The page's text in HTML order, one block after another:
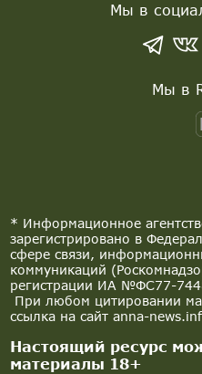
* Информационное
зарегистрировано в
сфере связи,
коммуникаций
регистрации ИА №ФС77-
При любом цитировании
ссылка на сайт anna-
Настоящий ресурс
материалы 18+
Мы в
Мы в